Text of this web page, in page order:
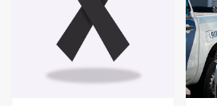
Los precios de los
La Pampa, desde
entre 857 a 1338